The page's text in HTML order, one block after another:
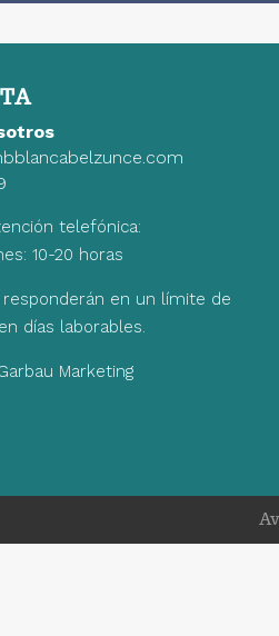
telefónica:
10-20 horas
en un límite de
días laborables.
Marketing